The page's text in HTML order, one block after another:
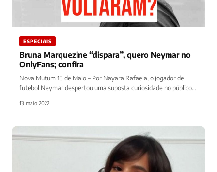
ESPECIAIS
Bruna Marquezine “dispara”, quero Neymar no
OnlyFans; confira
Nova Mutum 13 de Maio – Por Nayara Rafaela, o jogador de
futebol Neymar despertou uma suposta curiosidade no público…
13 maio 2022